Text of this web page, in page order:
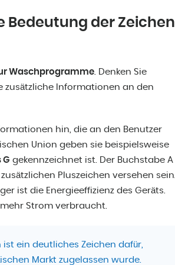
der Zeichen
Waschprogramme . Denken Sie
zusätzliche Informationen an den
hin, die an den Benutzer
Union geben sie beispielsweise
G gekennzeichnet ist. Der Buchstabe A
Pluszeichen versehen sein.
ist die Energieeffizienz des Geräts.
Strom verbraucht.
ist ein deutliches Zeichen dafür,
Markt zugelassen wurde.